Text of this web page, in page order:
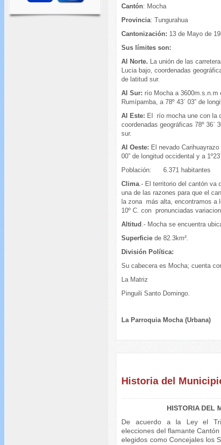
Cantón: Mocha
Provincia: Tungurahua
Cantonización: 13 de
Sus límites son:
Al Norte. La unión de las
Lucia bajo, coordenadas
de latitud sur.
Al Sur: río Mocha a
Rumípamba, a 78º 43` 03” de
Al Este: El río mocha une con la
coordenadas geográficas 78º 36`
sur.
Al Oeste: El nevado
00” de longitud occidental y a
Población: 6.371 habitantes
Clima.- El territorio del cantón va
una de las razones para que el
la zona más alta, encontramos a
10º C. con pronunciadas
Altitud .- Mocha se encuentra
Superficie de 82.3km².
División Política:
Su cabecera es Mocha; cuenta
La Matriz
Pinguili Santo Domingo.
La Parroquia Mocha (Urbana)
Historia del
HISTORIA DEL
De acuerdo a la Ley el
elecciones del flamante
elegidos como Concejales los